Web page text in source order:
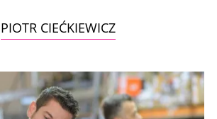
PIOTR CIEĆKIEWICZ